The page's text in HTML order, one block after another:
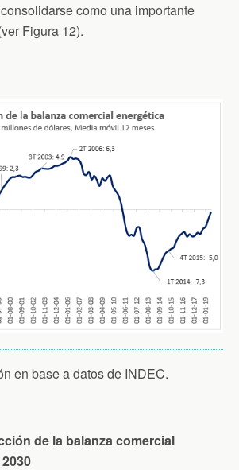
como una importante
Figura 12).
en base a datos de INDEC.
de la balanza comercial